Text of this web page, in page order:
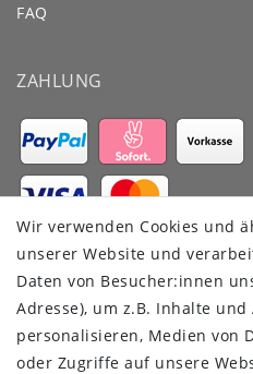
FAQ
ZAHLUNG
VERSANDDIENSTLEISTER
Wir verwenden Cookies und
unserer Website und
Daten von Besucher:innen
Adresse), um z.B. Inhalte und
personalisieren, Medien von
oder Zugriffe auf unsere